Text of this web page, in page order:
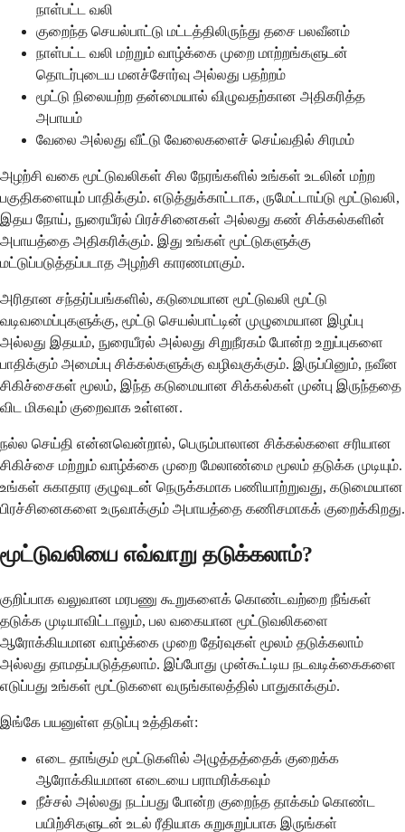
நாள்பட்ட வலி
குறைந்த செயல்பாட்டு மட்டத்திலிருந்து தசை பலவீனம்
நாள்பட்ட வலி மற்றும் வாழ்க்கை முறை மாற்றங்களுடன்
தொடர்புடைய மனச்சோர்வு அல்லது பதற்றம்
மூட்டு நிலையற்ற தன்மையால் விழுவதற்கான அதிகரித்த
அபாயம்
வேலை அல்லது வீட்டு வேலைகளைச் செய்வதில் சிரமம்
அழற்சி வகை மூட்டுவலிகள் சில நேரங்களில் உங்கள் உடலின் மற்ற
பகுதிகளையும் பாதிக்கும். எடுத்துக்காட்டாக, ருமேட்டாய்டு மூட்டுவலி,
இதய நோய், நுரையீரல் பிரச்சினைகள் அல்லது கண் சிக்கல்களின்
அபாயத்தை அதிகரிக்கும். இது உங்கள் மூட்டுகளுக்கு
மட்டுப்படுத்தப்படாத அழற்சி காரணமாகும்.
அரிதான சந்தர்ப்பங்களில், கடுமையான மூட்டுவலி மூட்டு
வடிவமைப்புகளுக்கு, மூட்டு செயல்பாட்டின் முழுமையான இழப்பு
அல்லது இதயம், நுரையீரல் அல்லது சிறுநீரகம் போன்ற உறுப்புகளை
பாதிக்கும் அமைப்பு சிக்கல்களுக்கு வழிவகுக்கும். இருப்பினும், நவீன
சிகிச்சைகள் மூலம், இந்த கடுமையான சிக்கல்கள் முன்பு இருந்ததை
விட மிகவும் குறைவாக உள்ளன.
நல்ல செய்தி என்னவென்றால், பெரும்பாலான சிக்கல்களை சரியான
சிகிச்சை மற்றும் வாழ்க்கை முறை மேலாண்மை மூலம் தடுக்க முடியும்.
உங்கள் சுகாதார குழுவுடன் நெருக்கமாக பணியாற்றுவது, கடுமையான
பிரச்சினைகளை உருவாக்கும் அபாயத்தை கணிசமாகக் குறைக்கிறது.
மூட்டுவலியை எவ்வாறு தடுக்கலாம்?
குறிப்பாக வலுவான மரபணு கூறுகளைக் கொண்டவற்றை நீங்கள்
தடுக்க முடியாவிட்டாலும், பல வகையான மூட்டுவலிகளை
ஆரோக்கியமான வாழ்க்கை முறை தேர்வுகள் மூலம் தடுக்கலாம்
அல்லது தாமதப்படுத்தலாம். இப்போது முன்கூட்டிய நடவடிக்கைகளை
எடுப்பது உங்கள் மூட்டுகளை வருங்காலத்தில் பாதுகாக்கும்.
இங்கே பயனுள்ள தடுப்பு உத்திகள்:
எடை தாங்கும் மூட்டுகளில் அழுத்தத்தைக் குறைக்க
ஆரோக்கியமான எடையை பராமரிக்கவும்
நீச்சல் அல்லது நடப்பது போன்ற குறைந்த தாக்கம் கொண்ட
பயிற்சிகளுடன் உடல் ரீதியாக சுறுசுறுப்பாக இருங்கள்